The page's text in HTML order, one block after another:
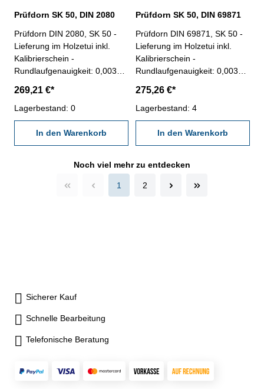
Prüfdorn SK 50, DIN 2080
Prüfdorn DIN 2080, SK 50 -
Lieferung im Holzetui inkl.
Kalibrierschein -
Rundlaufgenauigkeit: 0,003
269,21 €*
Lagerbestand: 0
In den Warenkorb
Prüfdorn SK 50, DIN 69871
Prüfdorn DIN 69871, SK 50 -
Lieferung im Holzetui inkl.
Kalibrierschein -
Rundlaufgenauigkeit: 0,003
275,26 €*
Lagerbestand: 4
In den Warenkorb
Noch viel mehr zu entdecken
1 2
Sicherer Kauf
Schnelle Bearbeitung
Telefonische Beratung